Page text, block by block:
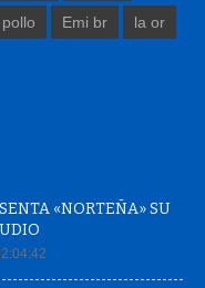
Emi br la or
«NORTEÑA» SU